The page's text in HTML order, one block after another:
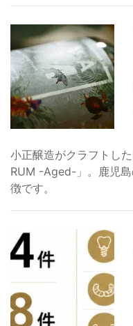
小正醸造がクラフトし
RUM -Aged-」。鹿児
徴です。